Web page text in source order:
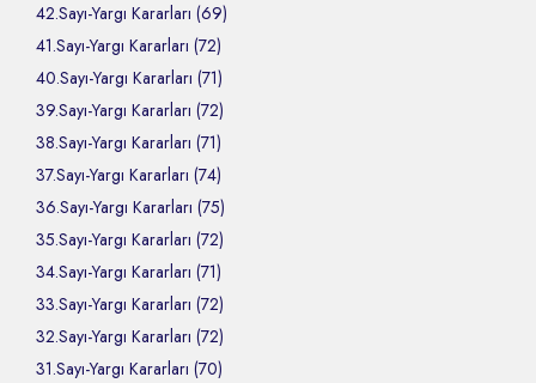
42.Sayı-Yargı Kararları (69)
41.Sayı-Yargı Kararları (72)
40.Sayı-Yargı Kararları (71)
39.Sayı-Yargı Kararları (72)
38.Sayı-Yargı Kararları (71)
37.Sayı-Yargı Kararları (74)
36.Sayı-Yargı Kararları (75)
35.Sayı-Yargı Kararları (72)
34.Sayı-Yargı Kararları (71)
33.Sayı-Yargı Kararları (72)
32.Sayı-Yargı Kararları (72)
31.Sayı-Yargı Kararları (70)